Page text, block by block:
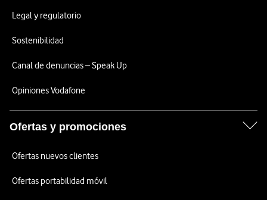
Legal y regulatorio
Sostenibilidad
Canal de denuncias – Speak Up
Opiniones Vodafone
Ofertas y promociones
Ofertas nuevos clientes
Ofertas portabilidad móvil